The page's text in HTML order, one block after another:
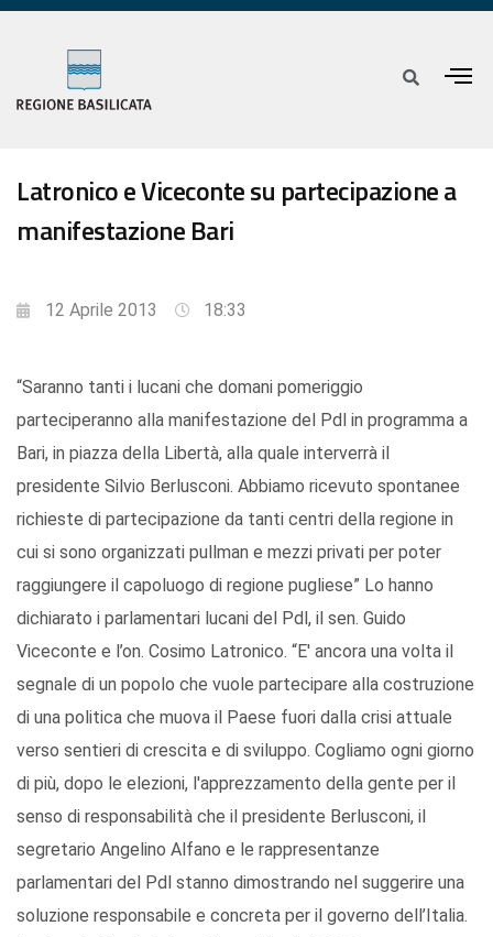
Latronico e Viceconte su partecipazione a
manifestazione Bari
12 Aprile 2013 18:33
“Saranno tanti i lucani che domani pomeriggio
parteciperanno alla manifestazione del Pdl in programma a
Bari, in piazza della Libertà, alla quale interverrà il
presidente Silvio Berlusconi. Abbiamo ricevuto spontanee
richieste di partecipazione da tanti centri della regione in
cui si sono organizzati pullman e mezzi privati per poter
raggiungere il capoluogo di regione pugliese” Lo hanno
dichiarato i parlamentari lucani del Pdl, il sen. Guido
Viceconte e l’on. Cosimo Latronico. “E' ancora una volta il
segnale di un popolo che vuole partecipare alla costruzione
di una politica che muova il Paese fuori dalla crisi attuale
verso sentieri di crescita e di sviluppo. Cogliamo ogni giorno
di più, dopo le elezioni, l'apprezzamento della gente per il
senso di responsabilità che il presidente Berlusconi, il
segretario Angelino Alfano e le rappresentanze
parlamentari del Pdl stanno dimostrando nel suggerire una
soluzione responsabile e concreta per il governo dell’Italia.